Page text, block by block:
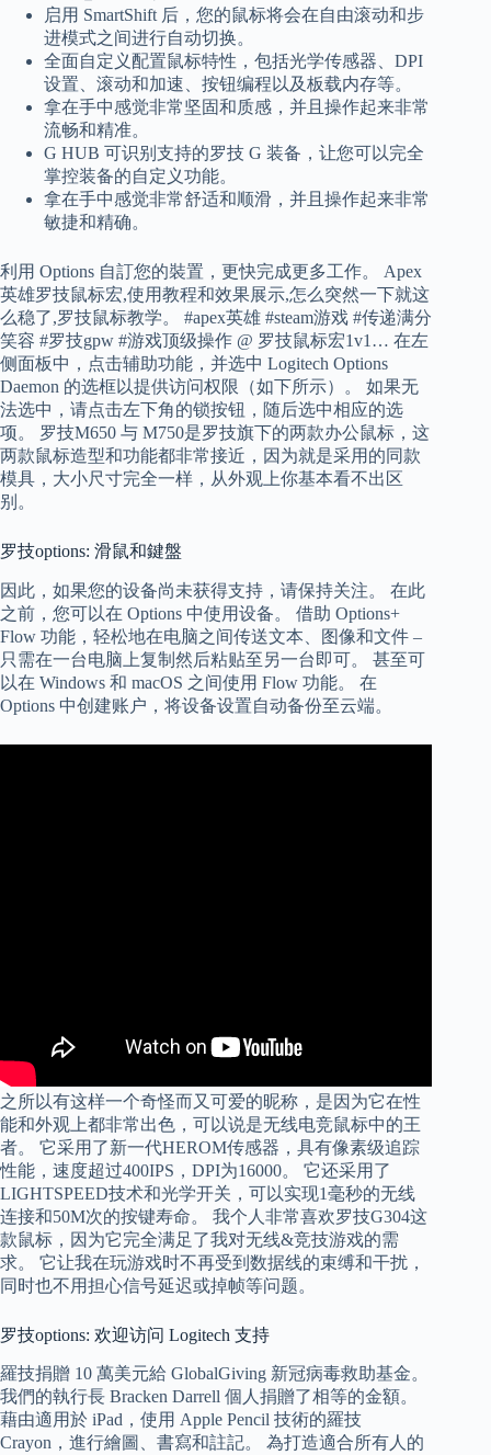
启用 SmartShift 后，您的鼠标将会在自由滚动和步
进模式之间进行自动切换。
全面自定义配置鼠标特性，包括光学传感器、DPI
设置、滚动和加速、按钮编程以及板载内存等。
拿在手中感觉非常坚固和质感，并且操作起来非常
流畅和精准。
G HUB 可识别支持的罗技 G 装备，让您可以完全
掌控装备的自定义功能。
拿在手中感觉非常舒适和顺滑，并且操作起来非常
敏捷和精确。
利用 Options 自訂您的裝置，更快完成更多工作。 Apex
英雄罗技鼠标宏,使用教程和效果展示,怎么突然一下就这
么稳了,罗技鼠标教学。 #apex英雄 #steam游戏 #传递满分
笑容 #罗技gpw #游戏顶级操作 @ 罗技鼠标宏1v1… 在左
侧面板中，点击辅助功能，并选中 Logitech Options
Daemon 的选框以提供访问权限（如下所示）。 如果无
法选中，请点击左下角的锁按钮，随后选中相应的选
项。 罗技M650 与 M750是罗技旗下的两款办公鼠标，这
两款鼠标造型和功能都非常接近，因为就是采用的同款
模具，大小尺寸完全一样，从外观上你基本看不出区
别。
罗技options: 滑鼠和鍵盤
因此，如果您的设备尚未获得支持，请保持关注。 在此
之前，您可以在 Options 中使用设备。 借助 Options+
Flow 功能，轻松地在电脑之间传送文本、图像和文件 –
只需在一台电脑上复制然后粘贴至另一台即可。 甚至可
以在 Windows 和 macOS 之间使用 Flow 功能。 在
Options 中创建账户，将设备设置自动备份至云端。
之所以有这样一个奇怪而又可爱的昵称，是因为它在性
能和外观上都非常出色，可以说是无线电竞鼠标中的王
者。 它采用了新一代HEROM传感器，具有像素级追踪
性能，速度超过400IPS，DPI为16000。 它还采用了
LIGHTSPEED技术和光学开关，可以实现1毫秒的无线
连接和50M次的按键寿命。 我个人非常喜欢罗技G304这
款鼠标，因为它完全满足了我对无线&竞技游戏的需
求。 它让我在玩游戏时不再受到数据线的束缚和干扰，
同时也不用担心信号延迟或掉帧等问题。
罗技options: 欢迎访问 Logitech 支持
羅技捐贈 10 萬美元給 GlobalGiving 新冠病毒救助基金。
我們的執行長 Bracken Darrell 個人捐贈了相等的金額。
藉由適用於 iPad，使用 Apple Pencil 技術的羅技
Crayon，進行繪圖、書寫和註記。 為打造適合所有人的